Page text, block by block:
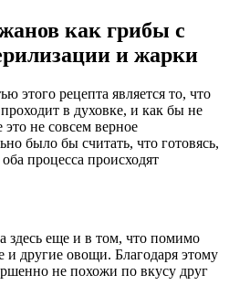
как грибы с
и жарки
этого рецепта является то, что
в духовке, и как бы не
это не совсем верное
было бы считать, что готовясь,
процесса происходят
здесь еще и в том, что помимо
и другие овощи. Благодаря этому
не похожи по вкусу друг